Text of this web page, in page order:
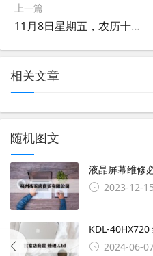
上一篇
11月8日星期五，农历十月初八，工作愉快，平安喜乐
相关文章
随机图文
液晶屏幕维修
2023-12-15
KDL-
2024-06-